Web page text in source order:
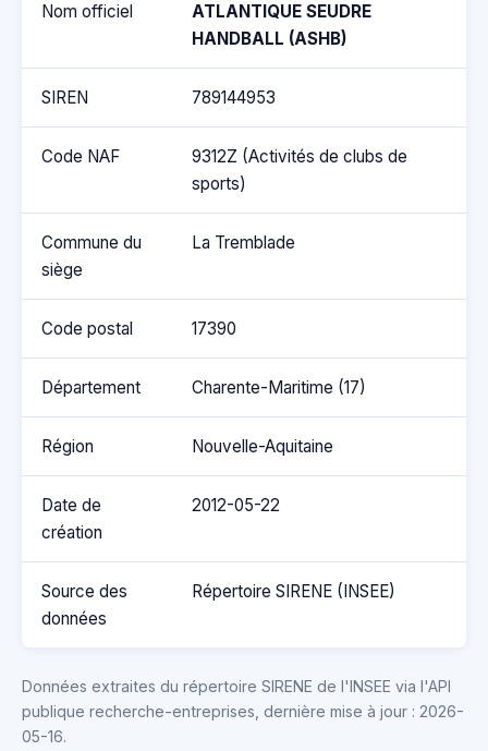
Nom officiel
ATLANTIQUE SEUDRE
HANDBALL (ASHB)
SIREN 789144953
Code NAF
9312Z (Activités de clubs de
sports)
Commune du
siège
La Tremblade
Code postal 17390
Département Charente-Maritime (17)
Région Nouvelle-Aquitaine
Date de
création
2012-05-22
Source des
données
Répertoire SIRENE (INSEE)
Données extraites du répertoire SIRENE de l'INSEE via l'API
publique recherche-entreprises, dernière mise à jour : 2026-
05-16.